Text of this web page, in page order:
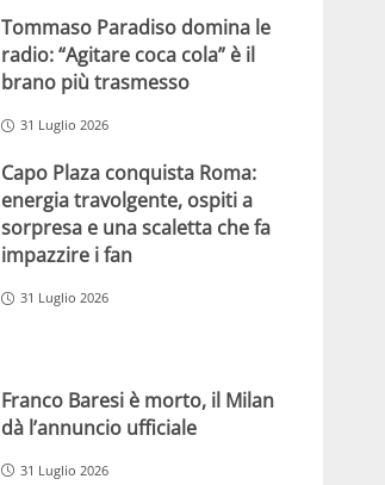
Tommaso Paradiso domina le
radio: “Agitare coca cola” è il
brano più trasmesso
31 Luglio 2026
Capo Plaza conquista Roma:
energia travolgente, ospiti a
sorpresa e una scaletta che fa
impazzire i fan
31 Luglio 2026
Franco Baresi è morto, il Milan
dà l’annuncio ufficiale
31 Luglio 2026